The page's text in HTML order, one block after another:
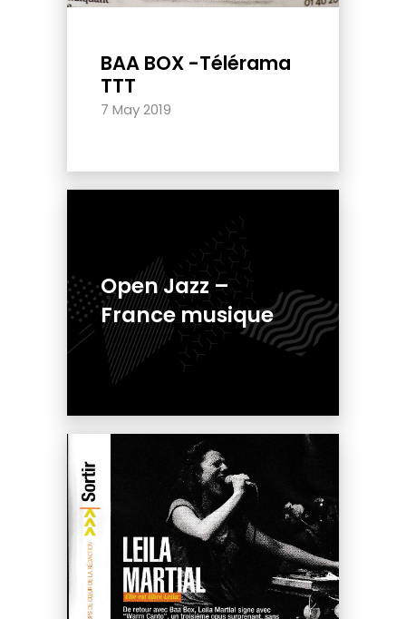
BAA BOX -Télérama
TTT
7 May 2019
Open Jazz –
France musique